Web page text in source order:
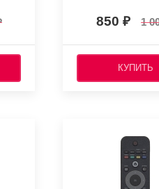
850 1
КУПИТЬ